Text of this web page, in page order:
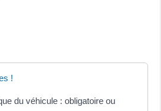
!
du véhicule : obligatoire ou